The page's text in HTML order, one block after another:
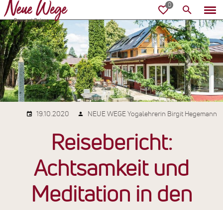
19.10.2020 NEUE WEGE Yogalehrerin Birgit Hegemann
Reisebericht:
Achtsamkeit und
Meditation in den